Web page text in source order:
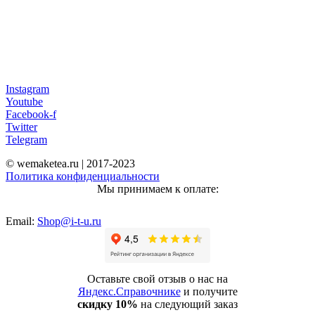
Instagram
Youtube
Facebook-f
Twitter
Telegram
© wemaketea.ru | 2017-2023
Политика конфиденциальности
Мы принимаем к оплате:
Email: Shop@i-t-u.ru
Оставьте свой отзыв о нас на
Яндекс.Справочникеи получите
скидку 10% на следующий заказ